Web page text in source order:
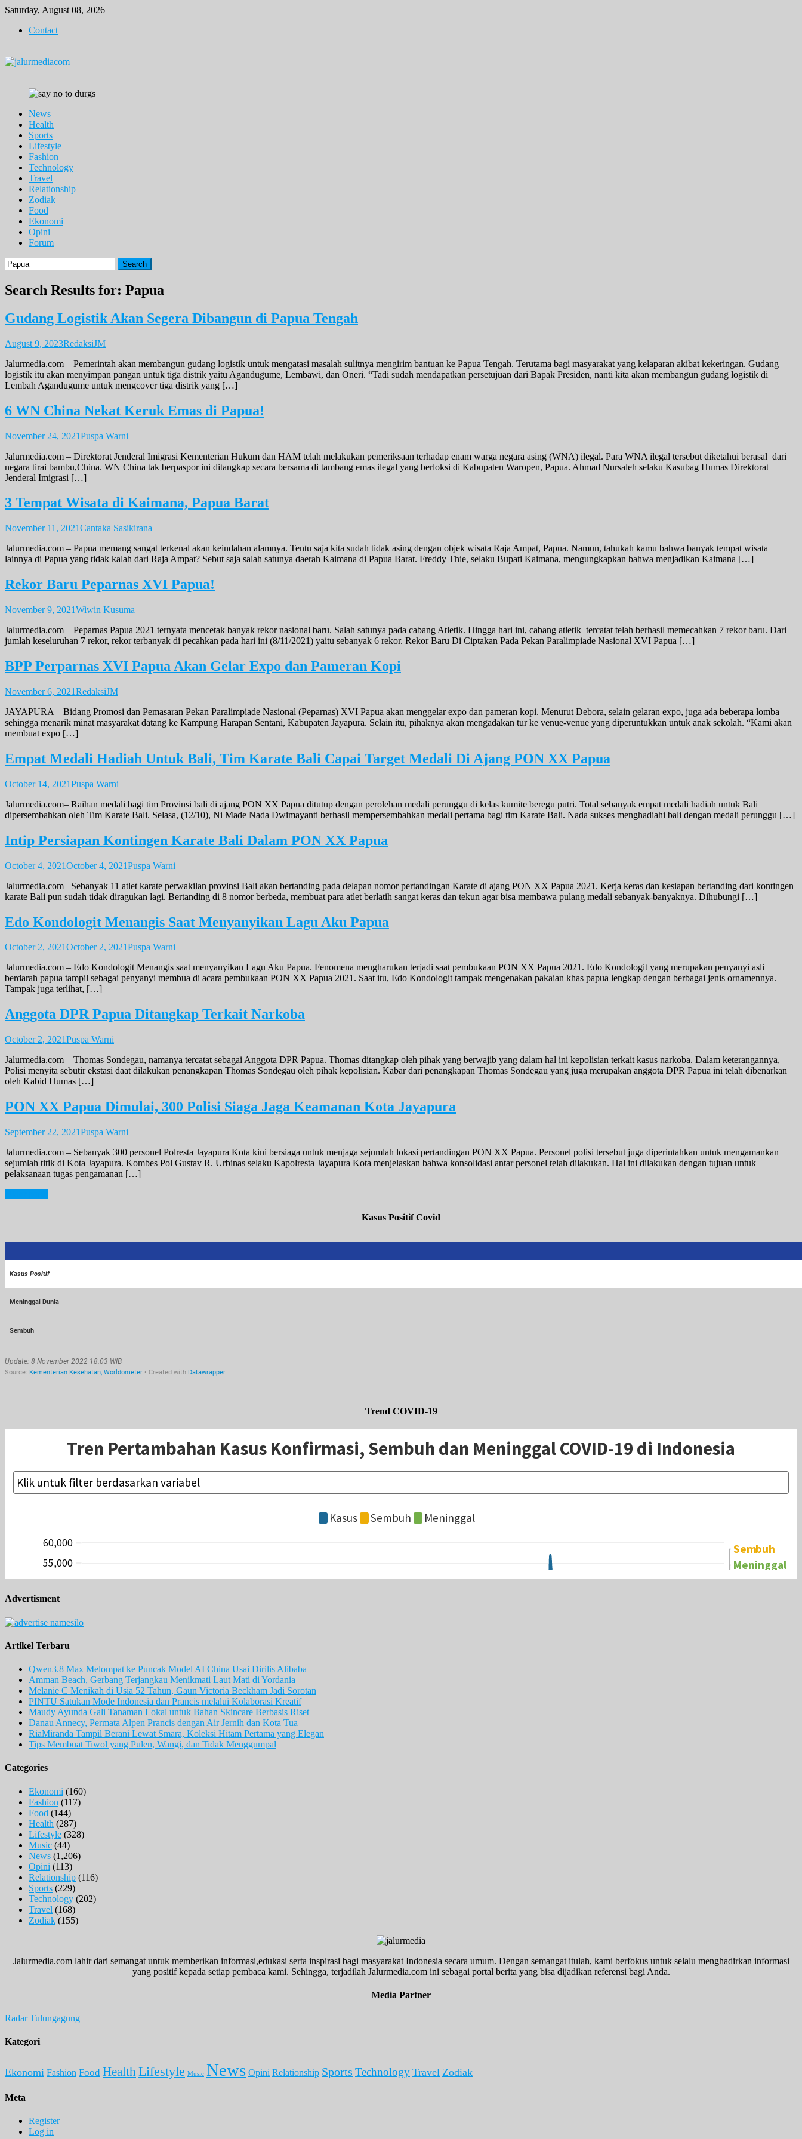
Skip
content
Saturday, August 08, 2026
Contact
News
Health
Sports
Lifestyle
Fashion
Technology
Travel
Relationship
Zodiak
Food
Ekonomi
Opini
Forum
Search
for:
Search Results for: Papua
Gudang Logistik Akan Segera Dibangun di Papua Tengah
August 9, 2023RedaksiJM
Jalurmedia.com – Pemerintah akan membangun gudang logistik untuk mengatasi masalah sulitnya mengirim bantuan ke Papua Tengah. Terutama bagi masyarakat yang kelaparan akibat kekeringan. Gudang
logistik itu akan menyimpan pangan untuk tiga distrik yaitu Agandugume, Lembawi, dan Oneri. “Tadi sudah mendapatkan persetujuan dari Bapak Presiden, nanti kita akan membangun gudang logistik di
Lembah Agandugume untuk mengcover tiga distrik yang […]
6 WN China Nekat Keruk Emas di Papua!
November 24, 2021Puspa Warni
Jalurmedia.com – Direktorat Jenderal Imigrasi Kementerian Hukum dan HAM telah melakukan pemeriksaan terhadap enam warga negara asing (WNA) ilegal. Para WNA ilegal tersebut diketahui berasal dari
negara tirai bambu,China. WN China tak berpaspor ini ditangkap secara bersama di tambang emas ilegal yang berloksi di Kabupaten Waropen, Papua. Ahmad Nursaleh selaku Kasubag Humas Direktorat
Jenderal Imigrasi […]
3 Tempat Wisata di Kaimana, Papua Barat
November 11, 2021Cantaka Sasikirana
Jalurmedia.com – Papua memang sangat terkenal akan keindahan alamnya. Tentu saja kita sudah tidak asing dengan objek wisata Raja Ampat, Papua. Namun, tahukah kamu bahwa banyak tempat wisata
lainnya di Papua yang tidak kalah dari Raja Ampat? Sebut saja salah satunya daerah Kaimana di Papua Barat. Freddy Thie, selaku Bupati Kaimana, mengungkapkan bahwa menjadikan Kaimana […]
Rekor Baru Peparnas XVI Papua!
November 9, 2021Wiwin Kusuma
Jalurmedia.com – Peparnas Papua 2021 ternyata mencetak banyak rekor nasional baru. Salah satunya pada cabang Atletik. Hingga hari ini, cabang atletik tercatat telah berhasil memecahkan 7 rekor baru. Dari
jumlah keseluruhan 7 rekor, rekor terbanyak di pecahkan pada hari ini (8/11/2021) yaitu sebanyak 6 rekor. Rekor Baru Di Ciptakan Pada Pekan Paralimpiade Nasional XVI Papua […]
BPP Perparnas XVI Papua Akan Gelar Expo dan Pameran Kopi
November 6, 2021RedaksiJM
JAYAPURA – Bidang Promosi dan Pemasaran Pekan Paralimpiade Nasional (Peparnas) XVI Papua akan menggelar expo dan pameran kopi. Menurut Debora, selain gelaran expo, juga ada beberapa lomba
sehingga menarik minat masyarakat datang ke Kampung Harapan Sentani, Kabupaten Jayapura. Selain itu, pihaknya akan mengadakan tur ke venue-venue yang diperuntukkan untuk anak sekolah. “Kami akan
membuat expo […]
Empat Medali Hadiah Untuk Bali, Tim Karate Bali Capai Target Medali Di Ajang PON XX Papua
October 14, 2021Puspa Warni
Jalurmedia.com– Raihan medali bagi tim Provinsi bali di ajang PON XX Papua ditutup dengan perolehan medali perunggu di kelas kumite beregu putri. Total sebanyak empat medali hadiah untuk Bali
dipersembahkan oleh Tim Karate Bali. Selasa, (12/10), Ni Made Nada Dwimayanti berhasil mempersembahkan medali pertama bagi tim Karate Bali. Nada sukses menghadiahi bali dengan medali perunggu […]
Intip Persiapan Kontingen Karate Bali Dalam PON XX Papua
October 4, 2021October 4, 2021Puspa Warni
Jalurmedia.com– Sebanyak 11 atlet karate perwakilan provinsi Bali akan bertanding pada delapan nomor pertandingan Karate di ajang PON XX Papua 2021. Kerja keras dan kesiapan bertanding dari kontingen
karate Bali pun sudah tidak diragukan lagi. Bertanding di 8 nomor berbeda, membuat para atlet berlatih sangat keras dan tekun agar bisa membawa pulang medali sebanyak-banyaknya. Dihubungi […]
Edo Kondologit Menangis Saat Menyanyikan Lagu Aku Papua
October 2, 2021October 2, 2021Puspa Warni
Jalurmedia.com – Edo Kondologit Menangis saat menyanyikan Lagu Aku Papua. Fenomena mengharukan terjadi saat pembukaan PON XX Papua 2021. Edo Kondologit yang merupakan penyanyi asli
berdarah papua tampil sebagai penyanyi membua di acara pembukaan PON XX Papua 2021. Saat itu, Edo Kondologit tampak mengenakan pakaian khas papua lengkap dengan berbagai jenis ornamennya.
Tampak juga terlihat, […]
Anggota DPR Papua Ditangkap Terkait Narkoba
October 2, 2021Puspa Warni
Jalurmedia.com – Thomas Sondegau, namanya tercatat sebagai Anggota DPR Papua. Thomas ditangkap oleh pihak yang berwajib yang dalam hal ini kepolisian terkait kasus narkoba. Dalam keterangannya,
Polisi menyita sebutir ekstasi daat dilakukan penangkapan Thomas Sondegau oleh pihak kepolisian. Kabar dari penangkapan Thomas Sondegau yang juga merupakan anggota DPR Papua ini telah dibenarkan
oleh Kabid Humas […]
PON XX Papua Dimulai, 300 Polisi Siaga Jaga Keamanan Kota Jayapura
September 22, 2021Puspa Warni
Jalurmedia.com – Sebanyak 300 personel Polresta Jayapura Kota kini bersiaga untuk menjaga sejumlah lokasi pertandingan PON XX Papua. Personel polisi tersebut juga diperintahkan untuk mengamankan
sejumlah titik di Kota Jayapura. Kombes Pol Gustav R. Urbinas selaku Kapolresta Jayapura Kota menjelaskan bahwa konsolidasi antar personel telah dilakukan. Hal ini dilakukan dengan tujuan untuk
pelaksanaan tugas pengamanan […]
Posts
Kasus Positif Covid
Trend COVID-19
Advertisment
Artikel Terbaru
Qwen3.8 Max Melompat ke Puncak Model AI China Usai Dirilis Alibaba
Amman Beach, Gerbang Terjangkau Menikmati Laut Mati di Yordania
Melanie C Menikah di Usia 52 Tahun, Gaun Victoria Beckham Jadi Sorotan
PINTU Satukan Mode Indonesia dan Prancis melalui Kolaborasi Kreatif
Maudy Ayunda Gali Tanaman Lokal untuk Bahan Skincare Berbasis Riset
Danau Annecy, Permata Alpen Prancis dengan Air Jernih dan Kota Tua
RiaMiranda Tampil Berani Lewat Smara, Koleksi Hitam Pertama yang Elegan
Tips Membuat Tiwol yang Pulen, Wangi, dan Tidak Menggumpal
Categories
Ekonomi (160)
Fashion (117)
Food (144)
Health (287)
Lifestyle (328)
Music (44)
News (1,206)
Opini (113)
Relationship (116)
Sports (229)
Technology (202)
Travel (168)
Zodiak (155)
Jalurmedia.com lahir dari semangat untuk memberikan informasi,edukasi serta inspirasi bagi masyarakat Indonesia secara umum. Dengan semangat itulah, kami berfokus untuk selalu menghadirkan informasi
yang positif kepada setiap pembaca kami. Sehingga, terjadilah Jalurmedia.com ini sebagai portal berita yang bisa dijadikan referensi bagi Anda.
Media Partner
Radar Tulungagung
Kategori
Ekonomi Fashion Food Health Lifestyle Music News Opini Relationship Sports Technology Travel Zodiak
Meta
Register
Log in